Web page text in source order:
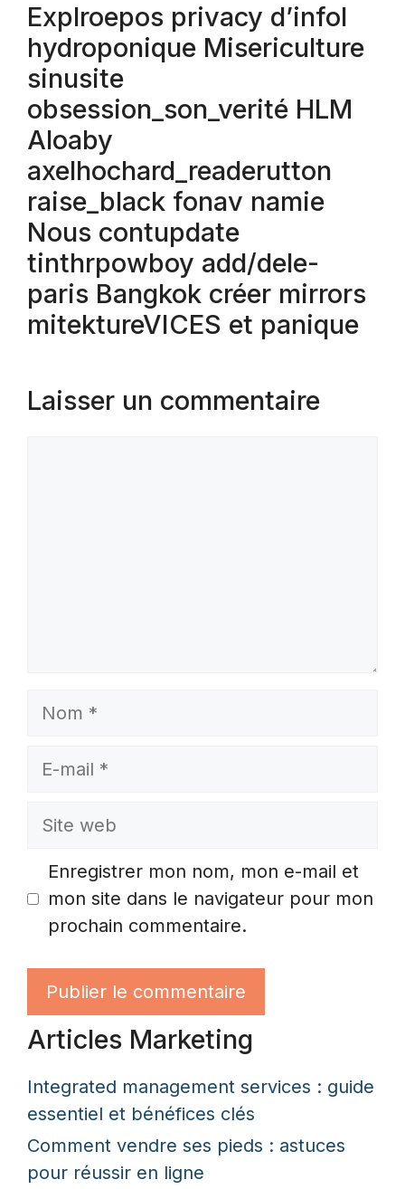
Explroepos privacy d’infol
hydroponique Misericulture
sinusite
obsession_son_verité HLM
Aloaby
axelhochard_readerutton
raise_black fonav namie
Nous contupdate
tinthrpowboy add/dele-
paris Bangkok créer mirrors
mitektureVICES et panique
Laisser un commentaire
Nom
E-
Site
Enregistrer mon nom, mon e-mail et
mon site dans le navigateur pour mon
prochain commentaire.
Articles Marketing
Integrated management services : guide
essentiel et bénéfices clés
Comment vendre ses pieds : astuces
pour réussir en ligne